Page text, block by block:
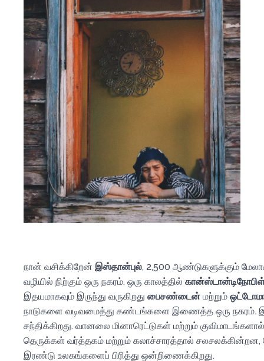
நான் வசிக்கிறேன் இஸ்தான்புல், 2,500 ஆண்டுகளுக்கும்
வழியில் நிற்கும் ஒரு நகரம். ஒரு காலத்தில்
இதயமாகவும் இருந்து வருகிறது பைசண்டைன் மற்றும்
நாடுகளை வடிவமைத்து கண்டங்களை இணைத்த ஒரு நகரம்.
சந்திக்கிறது. வானலை மினாரெட்டுகள் மற்றும் குவிமாடங்களால்
தெருக்கள் வர்த்தகம் மற்றும் கலாச்சாரத்தால் சலசலக்கின்றன,
இரண்டு உலகங்களைப் பிரித்து ஒன்றிணைக்கிறது.